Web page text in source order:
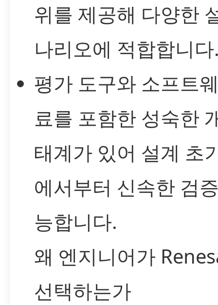
위를 제공해 다양한
나리오에 적합합니
평가 도구와 소프트
료를 포함한 성숙한
태계가 있어 설계 초
에서부터 신속한 검
능합니다.
왜 엔지니어가
선택하는가